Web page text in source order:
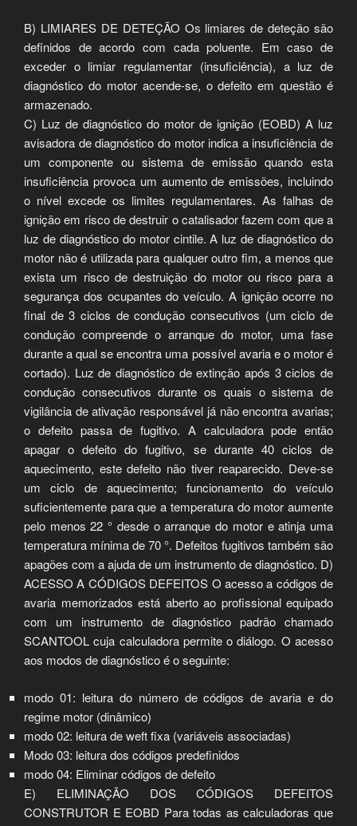
B) LIMIARES DE DETEÇÃO Os limiares de deteção são
definidos de acordo com cada poluente. Em caso de
exceder o limiar regulamentar (insuficiência), a luz de
diagnóstico do motor acende-se, o defeito em questão é
armazenado.
C) Luz de diagnóstico do motor de ignição (EOBD) A luz
avisadora de diagnóstico do motor indica a insuficiência de
um componente ou sistema de emissão quando esta
insuficiência provoca um aumento de emissões, incluindo
o nível excede os limites regulamentares. As falhas de
ignição em risco de destruir o catalisador fazem com que a
luz de diagnóstico do motor cintile. A luz de diagnóstico do
motor não é utilizada para qualquer outro fim, a menos que
exista um risco de destruição do motor ou risco para a
segurança dos ocupantes do veículo. A ignição ocorre no
final de 3 ciclos de condução consecutivos (um ciclo de
condução compreende o arranque do motor, uma fase
durante a qual se encontra uma possível avaria e o motor é
cortado). Luz de diagnóstico de extinção após 3 ciclos de
condução consecutivos durante os quais o sistema de
vigilância de ativação responsável já não encontra avarias;
o defeito passa de fugitivo. A calculadora pode então
apagar o defeito do fugitivo, se durante 40 ciclos de
aquecimento, este defeito não tiver reaparecido. Deve-se
um ciclo de aquecimento; funcionamento do veículo
suficientemente para que a temperatura do motor aumente
pelo menos 22 ° desde o arranque do motor e atinja uma
temperatura mínima de 70 °. Defeitos fugitivos também são
apagões com a ajuda de um instrumento de diagnóstico. D)
ACESSO A CÓDIGOS DEFEITOS O acesso a códigos de
avaria memorizados está aberto ao profissional equipado
com um instrumento de diagnóstico padrão chamado
SCANTOOL cuja calculadora permite o diálogo. O acesso
aos modos de diagnóstico é o seguinte:
modo 01: leitura do número de códigos de avaria e do
regime motor (dinâmico)
modo 02: leitura de weft fixa (variáveis associadas)
Modo 03: leitura dos códigos predefinidos
modo 04: Eliminar códigos de defeito
E) ELIMINAÇÃO DOS CÓDIGOS DEFEITOS
CONSTRUTOR E EOBD Para todas as calculadoras que